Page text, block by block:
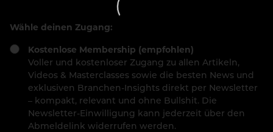
Wähle deinen Zugang:
Kostenlose Membership (empfohlen)
Voller und kostenloser Zugang zu allen Artikeln,
Videos & Masterclasses sowie die besten News und
exklusiven Branchen-Insights direkt per Newsletter
– kompakt, relevant und ohne Bullshit. Die
Newsletter-Einwilligung kann jederzeit über den
Abmeldelink widerrufen werden.